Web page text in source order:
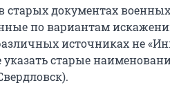
старых документах
по вариантам
источниках не
старые